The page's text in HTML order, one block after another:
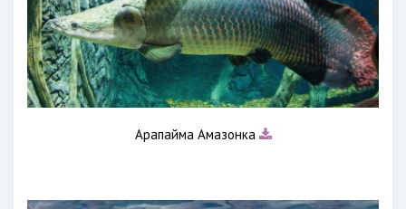
Арапайма Амазонка